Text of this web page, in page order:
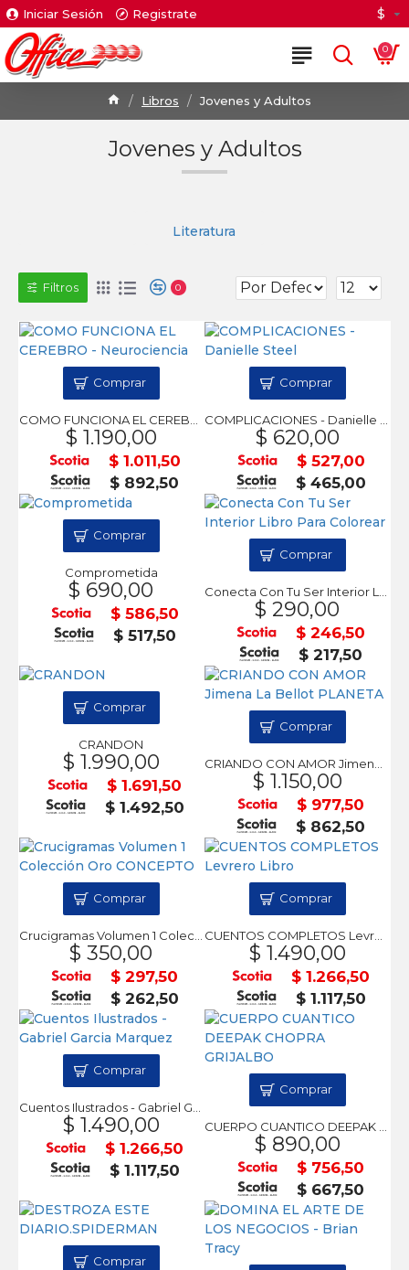
Iniciar Sesión Registrate $
0
Libros Jovenes y Adultos
Jovenes y Adultos
Literatura
Filtros 0
$ 1.190,00
$ 1.011,50
$ 892,50
Comprar
$ 620,00
$ 527,00
$ 465,00
Comprar
Comprometida
$ 690,00
$ 586,50
$ 517,50
Comprar
$ 290,00
$ 246,50
$ 217,50
Comprar
CRANDON
$ 1.990,00
$ 1.691,50
$ 1.492,50
Comprar
$ 1.150,00
$ 977,50
$ 862,50
Comprar
$ 350,00
$ 297,50
$ 262,50
Comprar
$ 1.490,00
$ 1.266,50
$ 1.117,50
Comprar
$ 1.490,00
$ 1.266,50
$ 1.117,50
Comprar
$ 890,00
$ 756,50
$ 667,50
Comprar
Comprar